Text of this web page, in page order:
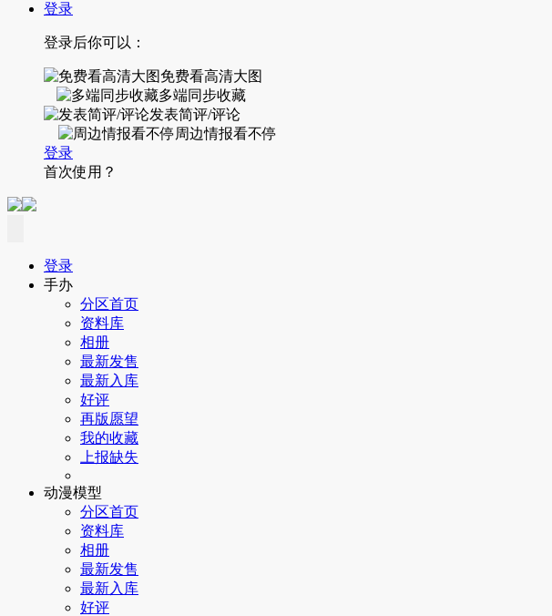
登录
登录后你可以：
免费看高清大图
多端同步收藏
发表简评/评论
周边情报看不停
登录
首次使用？
登录
手办
分区首页
资料库
相册
最新发售
最新入库
好评
再版愿望
我的收藏
上报缺失
动漫模型
分区首页
资料库
相册
最新发售
最新入库
好评